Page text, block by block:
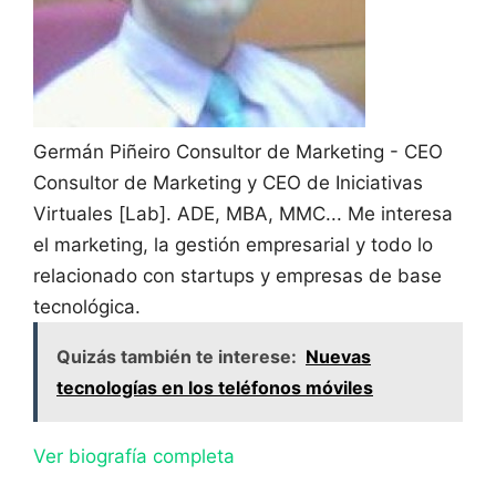
Germán Piñeiro Consultor de Marketing - CEO
Consultor de Marketing y CEO de Iniciativas
Virtuales [Lab]. ADE, MBA, MMC... Me interesa
el marketing, la gestión empresarial y todo lo
relacionado con startups y empresas de base
tecnológica.
Quizás también te interese: Nuevas
tecnologías en los teléfonos móviles
Ver biografía completa